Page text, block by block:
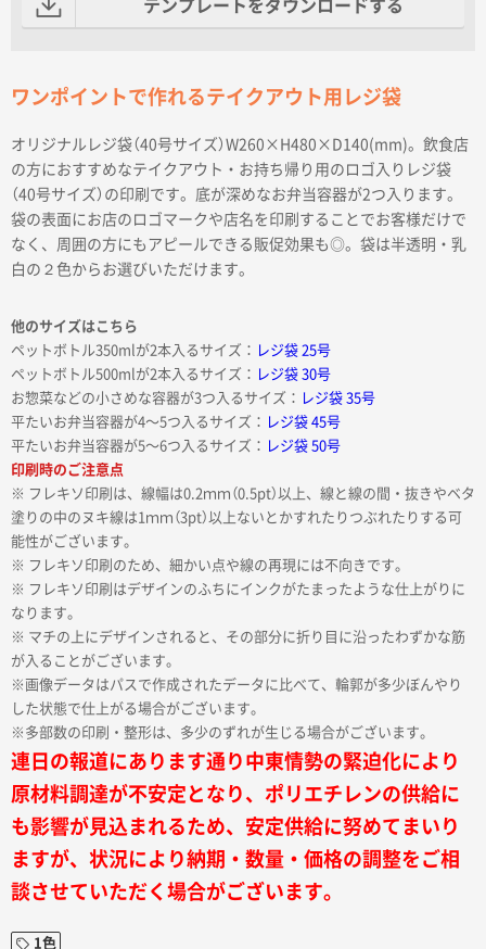
テンプレートをダウンロードする
ワンポイントで作れるテイクアウト用レジ袋
オリジナルレジ袋（40号サイズ）W260×H480×D140(mm)。飲食店
の方におすすめなテイクアウト・お持ち帰り用のロゴ入りレジ袋
（40号サイズ）の印刷です。底が深めなお弁当容器が2つ入ります。
袋の表面にお店のロゴマークや店名を印刷することでお客様だけで
なく、周囲の方にもアピールできる販促効果も◎。袋は半透明・乳
白の２色からお選びいただけます。
他のサイズはこちら
ペットボトル350mlが2本入るサイズ：
レジ袋 25号
ペットボトル500mlが2本入るサイズ：
レジ袋 30号
お惣菜などの小さめな容器が3つ入るサイズ：
レジ袋 35号
平たいお弁当容器が4〜5つ入るサイズ：
レジ袋 45号
平たいお弁当容器が5〜6つ入るサイズ：
レジ袋 50号
印刷時のご注意点
※ フレキソ印刷は、線幅は0.2ｍｍ（0.5pt）以上、線と線の間・抜きやベタ
塗りの中のヌキ線は1ｍｍ（3pt）以上ないとかすれたりつぶれたりする可
能性がございます。
※ フレキソ印刷のため、細かい点や線の再現には不向きです。
※ フレキソ印刷はデザインのふちにインクがたまったような仕上がりに
なります。
※ マチの上にデザインされると、その部分に折り目に沿ったわずかな筋
が入ることがございます。
※画像データはパスで作成されたデータに比べて、輪郭が多少ぼんやり
した状態で仕上がる場合がございます。
※多部数の印刷・整形は、多少のずれが生じる場合がございます。
連日の報道にあります通り中東情勢の緊迫化により
原材料調達が不安定となり、ポリエチレンの供給に
も影響が見込まれるため、安定供給に努めてまいり
ますが、状況により納期・数量・価格の調整をご相
談させていただく場合がございます。
1色